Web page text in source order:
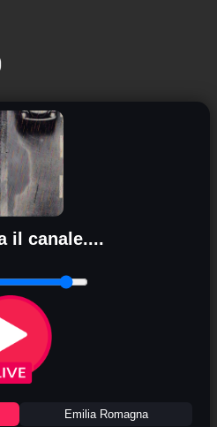
il canale....
Emilia Romagna